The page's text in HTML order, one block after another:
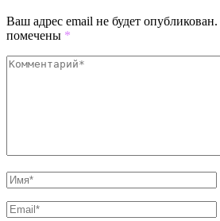
Ваш адрес email не будет опубликован.
помечены *